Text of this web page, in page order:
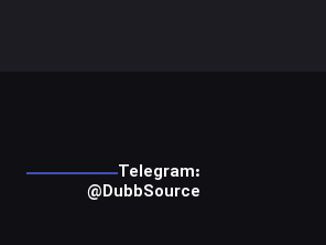
Telegram:
@DubbSource